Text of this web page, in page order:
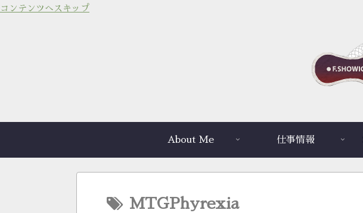
コンテンツへスキップ
About Me 仕事情報
MTGPhyrexia